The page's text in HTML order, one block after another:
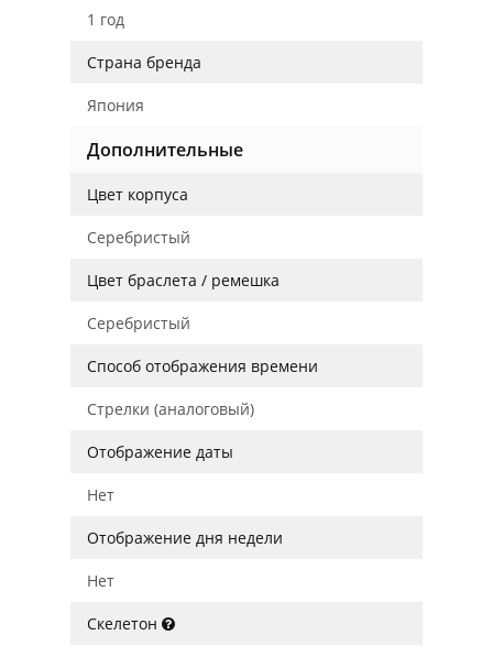
1 год
Страна бренда
Япония
Дополнительные
Цвет корпуса
Серебристый
Цвет браслета / ремешка
Серебристый
Способ отображения времени
Стрелки (аналоговый)
Отображение даты
Нет
Отображение дня недели
Нет
Скелетон